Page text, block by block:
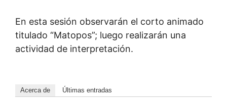
En esta sesión observarán el corto animado
titulado “Matopos”; luego realizarán una
actividad de interpretación.
Acerca de Últimas entradas